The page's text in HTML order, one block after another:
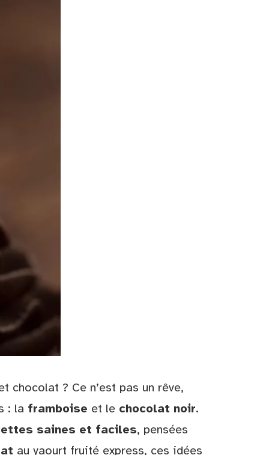
chocolat ? Ce n’est pas un rêve,
: la framboise et le chocolat noir.
saines et faciles, pensées
au yaourt fruité express, ces idées